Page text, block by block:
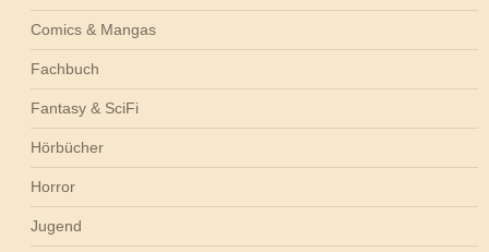
Comics & Mangas
Fachbuch
Fantasy & SciFi
Hörbücher
Horror
Jugend